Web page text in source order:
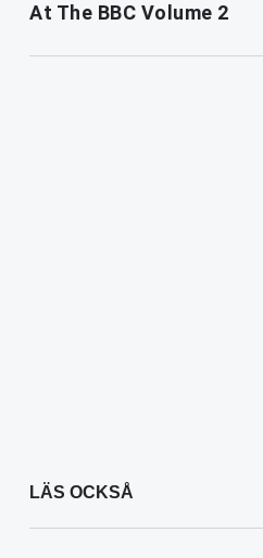
At The BBC Volume 2
LÄS OCKSÅ